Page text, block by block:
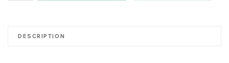
coulissant
DESCRIPTION